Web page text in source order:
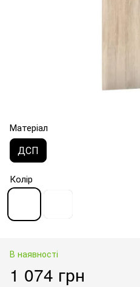
Матеріал
ДСП
Колір
В наявності
1 074 грн